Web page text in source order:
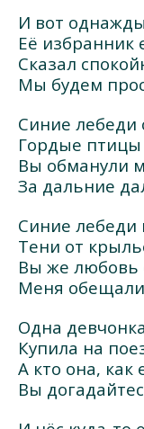
И вот
Её избранник
Сказал
Мы будем
Синие лебеди
Гордые
Вы обманули
За дальние
Синие лебеди
Тени от
Вы же любовь
Меня обещали
Одна
Купила на
А кто она, как
Вы